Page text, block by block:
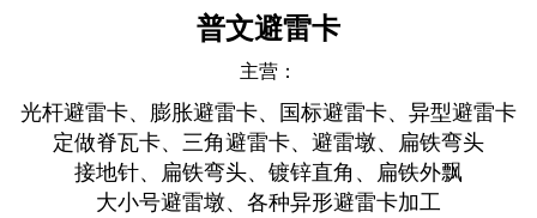
普文避雷卡
主营：
光杆避雷卡、膨胀避雷卡、国标避雷卡、异型避雷卡
定做脊瓦卡、三角避雷卡、避雷墩、扁铁弯头
接地针、扁铁弯头、镀锌直角、扁铁外飘
大小号避雷墩、各种异形避雷卡加工